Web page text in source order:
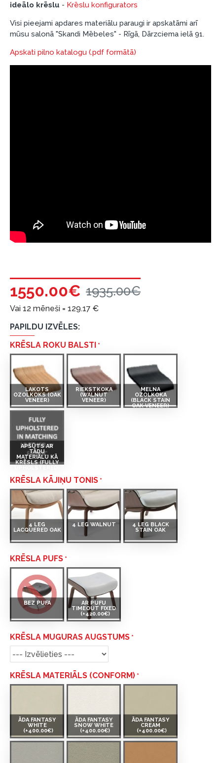
ideālo krēslu - Krēslu konfigurators
Visi pieejami apdares materiālu paraugi ir apskatāmi arī
mūsu salonā "Skandi Mēbeles" - Rīgā, Dārzciema ielā 91.
Apskati pilno katalogu (.pdf formātā)
1550.00€ 1935.00€
Vai 12 mēneši = 129.17 €
PAPILDU IZVĒLES:
KRĒSLA ROKU BALSTI
LAKOTS
OZOLKOKS (OAK
VENEER)
RIEKSTKOKA
(WALNUT
VENEER)
MELNA
OZOLKOKA
(BLACK STAIN
OAK VENEER)
APŠŪTS AR
TĀDU
MATERIĀLU KĀ
KRĒSLS (FULLY
KRĒSLA KĀJIŅU TONIS
4 LEG
LACQUERED OAK
4 LEG WALNUT
4 LEG BLACK
STAIN OAK
KRĒSLA PUFS
BEZ PUFA
AR PUFU
TIMEOUT FIXED
(+420.00€)
KRĒSLA MUGURAS AUGSTUMS
KRĒSLA MATERIĀLS (CONFORM)
ĀDA FANTASY
WHITE
(+400.00€)
ĀDA FANTASY
SNOW WHITE
(+400.00€)
ĀDA FANTASY
CREAM
(+400.00€)